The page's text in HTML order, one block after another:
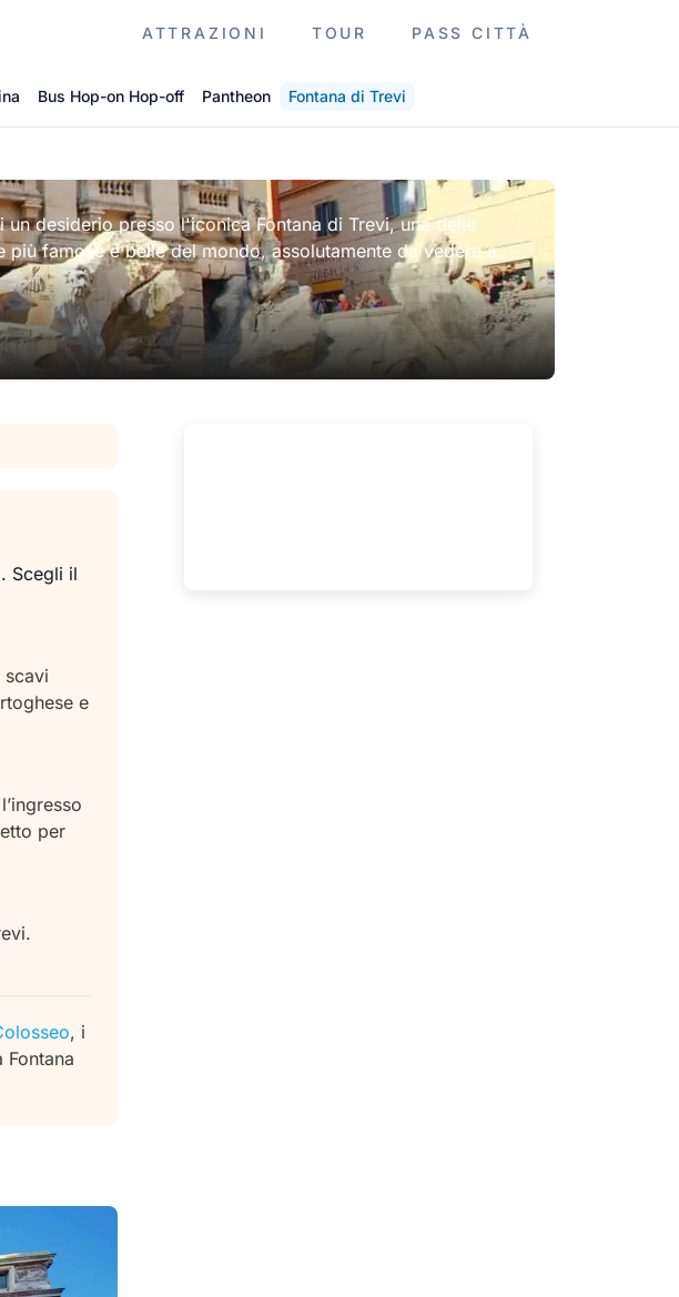
ATTRAZIONI TOUR PASS CITTÀ
Bus Hop-on Hop-off Pantheon Fontana di Trevi
un desiderio presso l'iconica Fontana di Trevi, una delle
più famose e belle del mondo, assolutamente da vedere a
Scegli il
e
per
, i